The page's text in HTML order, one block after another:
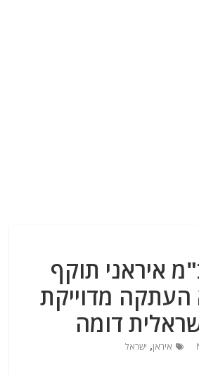
איראני תוקף
העתקה מדוייקת
דומה
איראן, ישראל